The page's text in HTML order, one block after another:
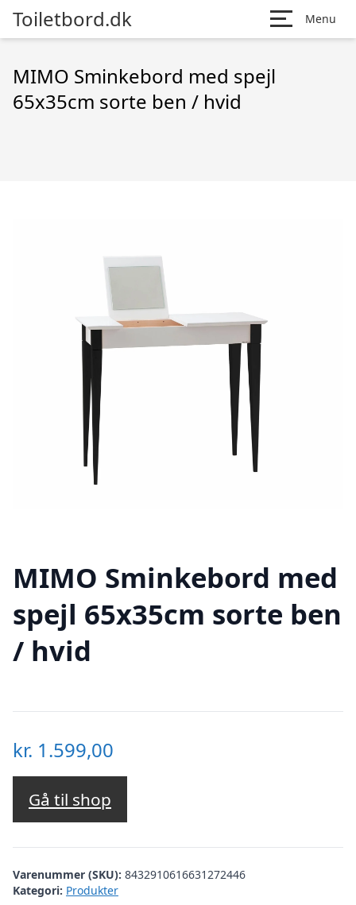
Toiletbord.dk Menu
MIMO Sminkebord med spejl
65x35cm sorte ben / hvid
MIMO Sminkebord med
spejl 65x35cm sorte ben
/ hvid
kr. 1.599,00
Gå til shop
Varenummer (SKU): 8432910616631272446
Kategori: Produkter